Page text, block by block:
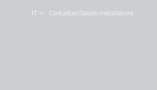
IT ContattaciSpazio Installatore